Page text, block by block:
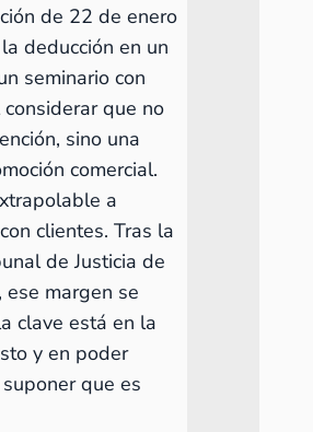
de 22 de enero
deducción en un
seminario con
que no
sino una
comercial.
a
clientes. Tras la
de Justicia de
ese margen se
clave está en la
y en poder
que es